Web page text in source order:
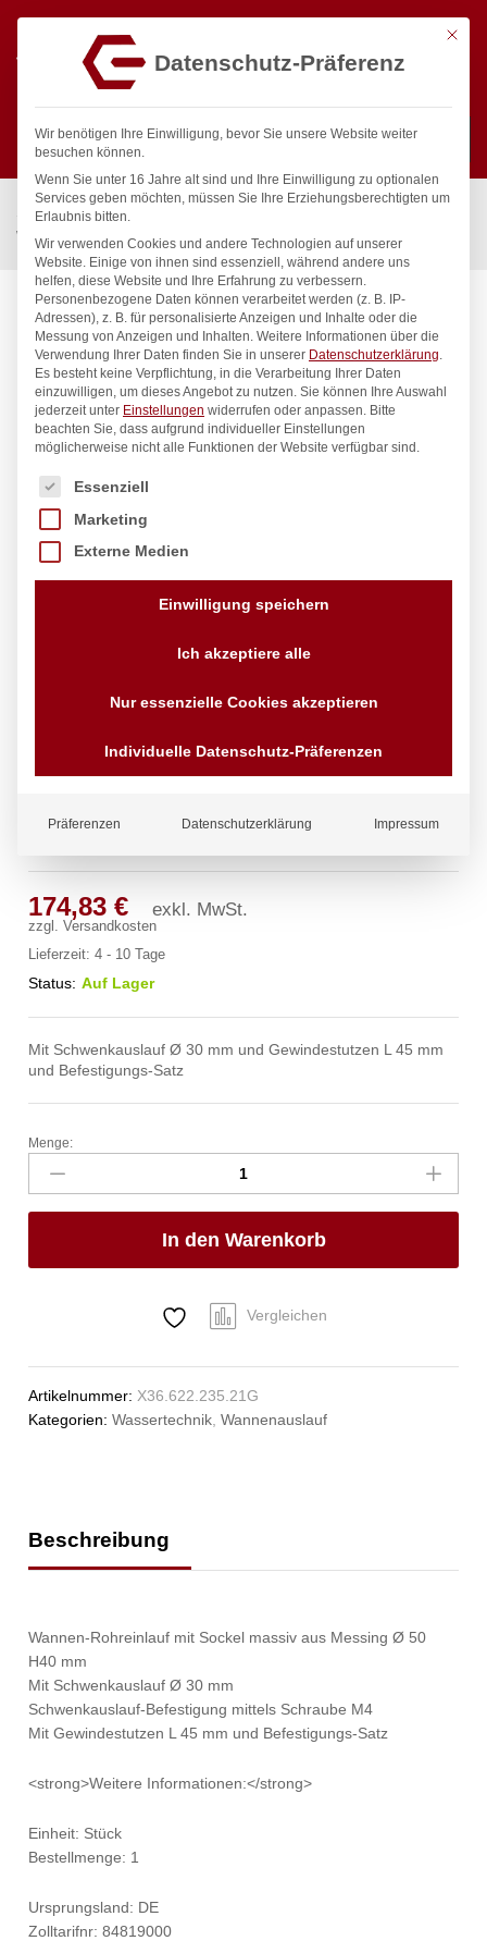
Suchen
Start / Gastronomiebedarf & Gastro Geräte für Profis
Wassertechnik
Wannenauslauf pro Wannen-Rohreinlauf
pro Wannen-Rohreinlauf
174,83€ exkl. MwSt.
zzgl.Versandkosten
Lieferzeit:4 - 10 Tage
Status: Auf Lager
Mit Schwenkauslauf Ø 30 mm und Gewindestutzen L 45 mm
und Befestigungs-Satz
pro
Wannen-
Rohreinlauf
Anzahl
Menge:
In den Warenkorb
Vergleichen
Artikelnummer:X36.622.235.21G
Kategorien:Wassertechnik,Wannenauslauf
Beschreibung
Wannen-Rohreinlauf mit Sockel massiv aus Messing Ø 50
H40 mm
Mit Schwenkauslauf Ø 30 mm
Schwenkauslauf-Befestigung mittels Schraube M4
Mit Gewindestutzen L 45 mm und Befestigungs-Satz
<strong>Weitere Informationen:</strong>
Einheit: Stück
Bestellmenge: 1
Ursprungsland: DE
Zolltarifnr: 84819000
Mit
Datenschutz-Präferenz
Wir benötigen Ihre Einwilligung, bevor Sie unsere Website weiter
besuchen können.
Wenn Sie unter 16 Jahre alt sind und Ihre Einwilligung zu optionalen
Services geben möchten, müssen Sie Ihre Erziehungsberechtigten um
Erlaubnis bitten.
Wir verwenden Cookies und andere Technologien auf unserer
Website. Einige von ihnen sind essenziell, während andere uns
helfen, diese Website und Ihre Erfahrung zu verbessern.
Personenbezogene Daten können verarbeitet werden (z. B. IP-
Adressen), z. B. für personalisierte Anzeigen und Inhalte oder die
Messung von Anzeigen und Inhalten. Weitere Informationen über die
Verwendung Ihrer Daten finden Sie in unserer Datenschutzerklärung.
Es besteht keine Verpflichtung, in die Verarbeitung Ihrer Daten
einzuwilligen, um dieses Angebot zu nutzen. Sie können Ihre Auswahl
jederzeit unter Einstellungen widerrufen oder anpassen. Bitte
beachten Sie, dass aufgrund individueller Einstellungen
möglicherweise nicht alle Funktionen der Website verfügbar sind.
Es folgt eine Liste der Service-Gruppen, für die eine
Essenziell
Marketing
Externe Medien
Einwilligung speichern
Ich akzeptiere alle
Nur essenzielle Cookies akzeptieren
Individuelle Datenschutz-Präferenzen
Präferenzen Datenschutzerklärung Impressum